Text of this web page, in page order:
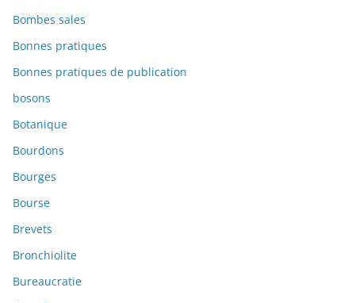
Bombes sales
Bonnes pratiques
Bonnes pratiques de publication
bosons
Botanique
Bourdons
Bourges
Bourse
Brevets
Bronchiolite
Bureaucratie